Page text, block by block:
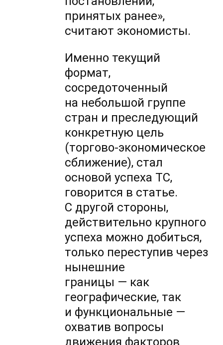
принятых ранее»,
считают экономисты.
Именно текущий
формат,
сосредоточенный
на небольшой группе
стран и преследующий
конкретную цель
(торгово-экономическое
сближение), стал
основой успеха ТС,
говорится в статье.
С другой стороны,
действительно крупного
успеха можно добиться,
только переступив через
нынешние
границы — как
географические, так
и функциональные —
охватив вопросы